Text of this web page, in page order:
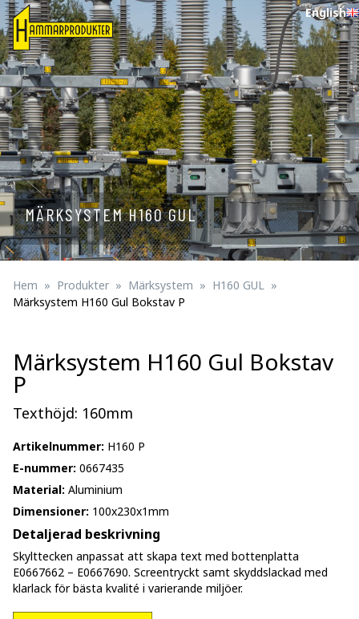
English
MÄRKSYSTEM H160 GUL
Hem Produkter Märksystem
H160 GUL
Märksystem H160 Gul Bokstav P
Märksystem H160 Gul Bokstav
P
Texthöjd: 160mm
Artikelnummer: H160 P
E-nummer: 0667435
Material: Aluminium
Dimensioner: 100x230x1mm
Detaljerad beskrivning
Skylttecken anpassat att skapa text med bottenplatta
E0667662 – E0667690. Screentryckt samt skyddslackad med
klarlack för bästa kvalité i varierande miljöer.